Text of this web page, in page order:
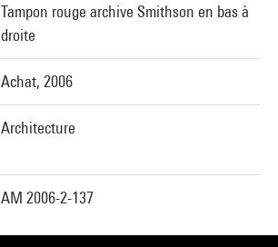
Tampon rouge archive Smithson en bas à
droite
Achat, 2006
Architecture
AM 2006-2-137